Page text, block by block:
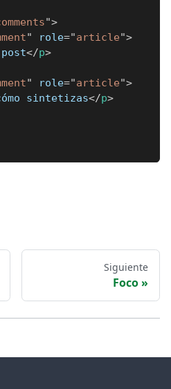
">
" role="article">
</p>
" role="article">
sintetizas</p>
Siguiente
Foco